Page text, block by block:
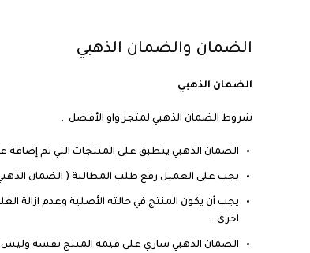
الضمان والضمان الذهبي
الضمان الذهبي
شروط الضمان الذهبي لمتجر واو الأفضل :
الضمان الذهبي ينطبق على المنتجات التي تم إضافة
يجب على العميل رفع طلب المطالبة ( الضمان الذهبي ) خلال 48 ساعة كحد أقصى من تاريخ استلام العميل ويعتبر لاغياً في حال
يجب أن يكون المنتج في حالته الأصلية وعدم ازالة
اخرى .
الضمان الذهبي ساري على قيمة المنتج نفسه